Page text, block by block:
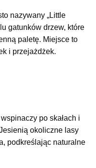
nazywany „Little
gatunków drzew, które
paletę. Miejsce to
i przejażdżek.
po skałach i
okoliczne lasy
podkreślając naturalne